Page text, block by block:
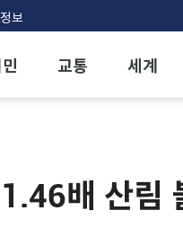
보
교통 세계
배 산림